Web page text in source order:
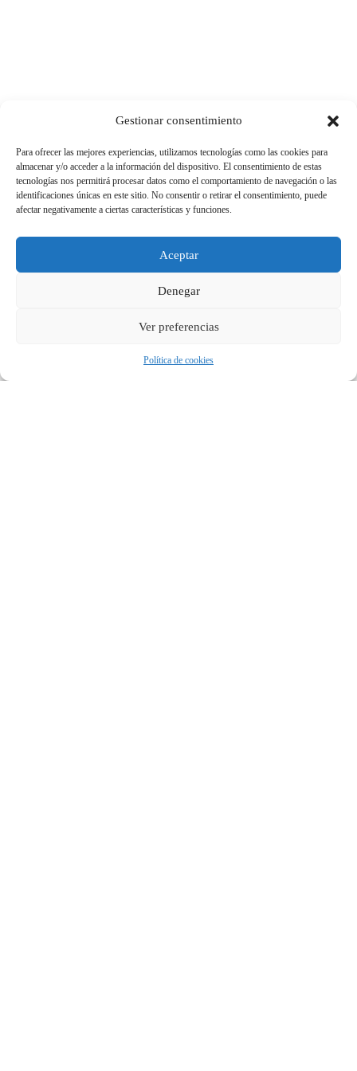
Gestionar consentimiento
Para ofrecer las mejores experiencias, utilizamos tecnologías como las cookies para
almacenar y/o acceder a la información del dispositivo. El consentimiento de estas
tecnologías nos permitirá procesar datos como el comportamiento de navegación o las
identificaciones únicas en este sitio. No consentir o retirar el consentimiento, puede
afectar negativamente a ciertas características y funciones.
Aceptar
Denegar
Ver preferencias
Política de cookies